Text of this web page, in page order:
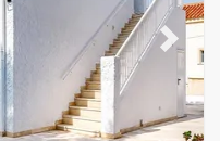
Next